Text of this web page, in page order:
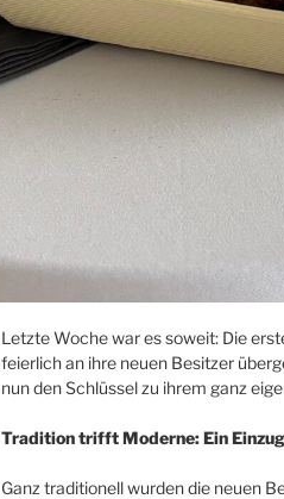
Letzte Woche war es soweit: Die
feierlich an ihre neuen Besitzer
nun den Schlüssel zu ihrem ganz
Tradition trifft Moderne: Ein
Ganz traditionell wurden die neuen